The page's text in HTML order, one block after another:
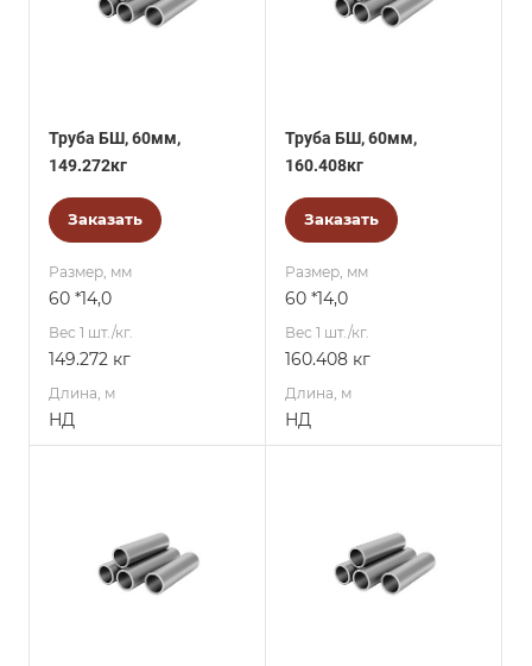
Труба БШ, 60мм,
149.272кг
Заказать
Размер, мм
60 *14,0
Вес 1 шт./кг.
149.272 кг
Длина, м
НД
Труба БШ, 60мм,
160.408кг
Заказать
Размер, мм
60 *14,0
Вес 1 шт./кг.
160.408 кг
Длина, м
НД